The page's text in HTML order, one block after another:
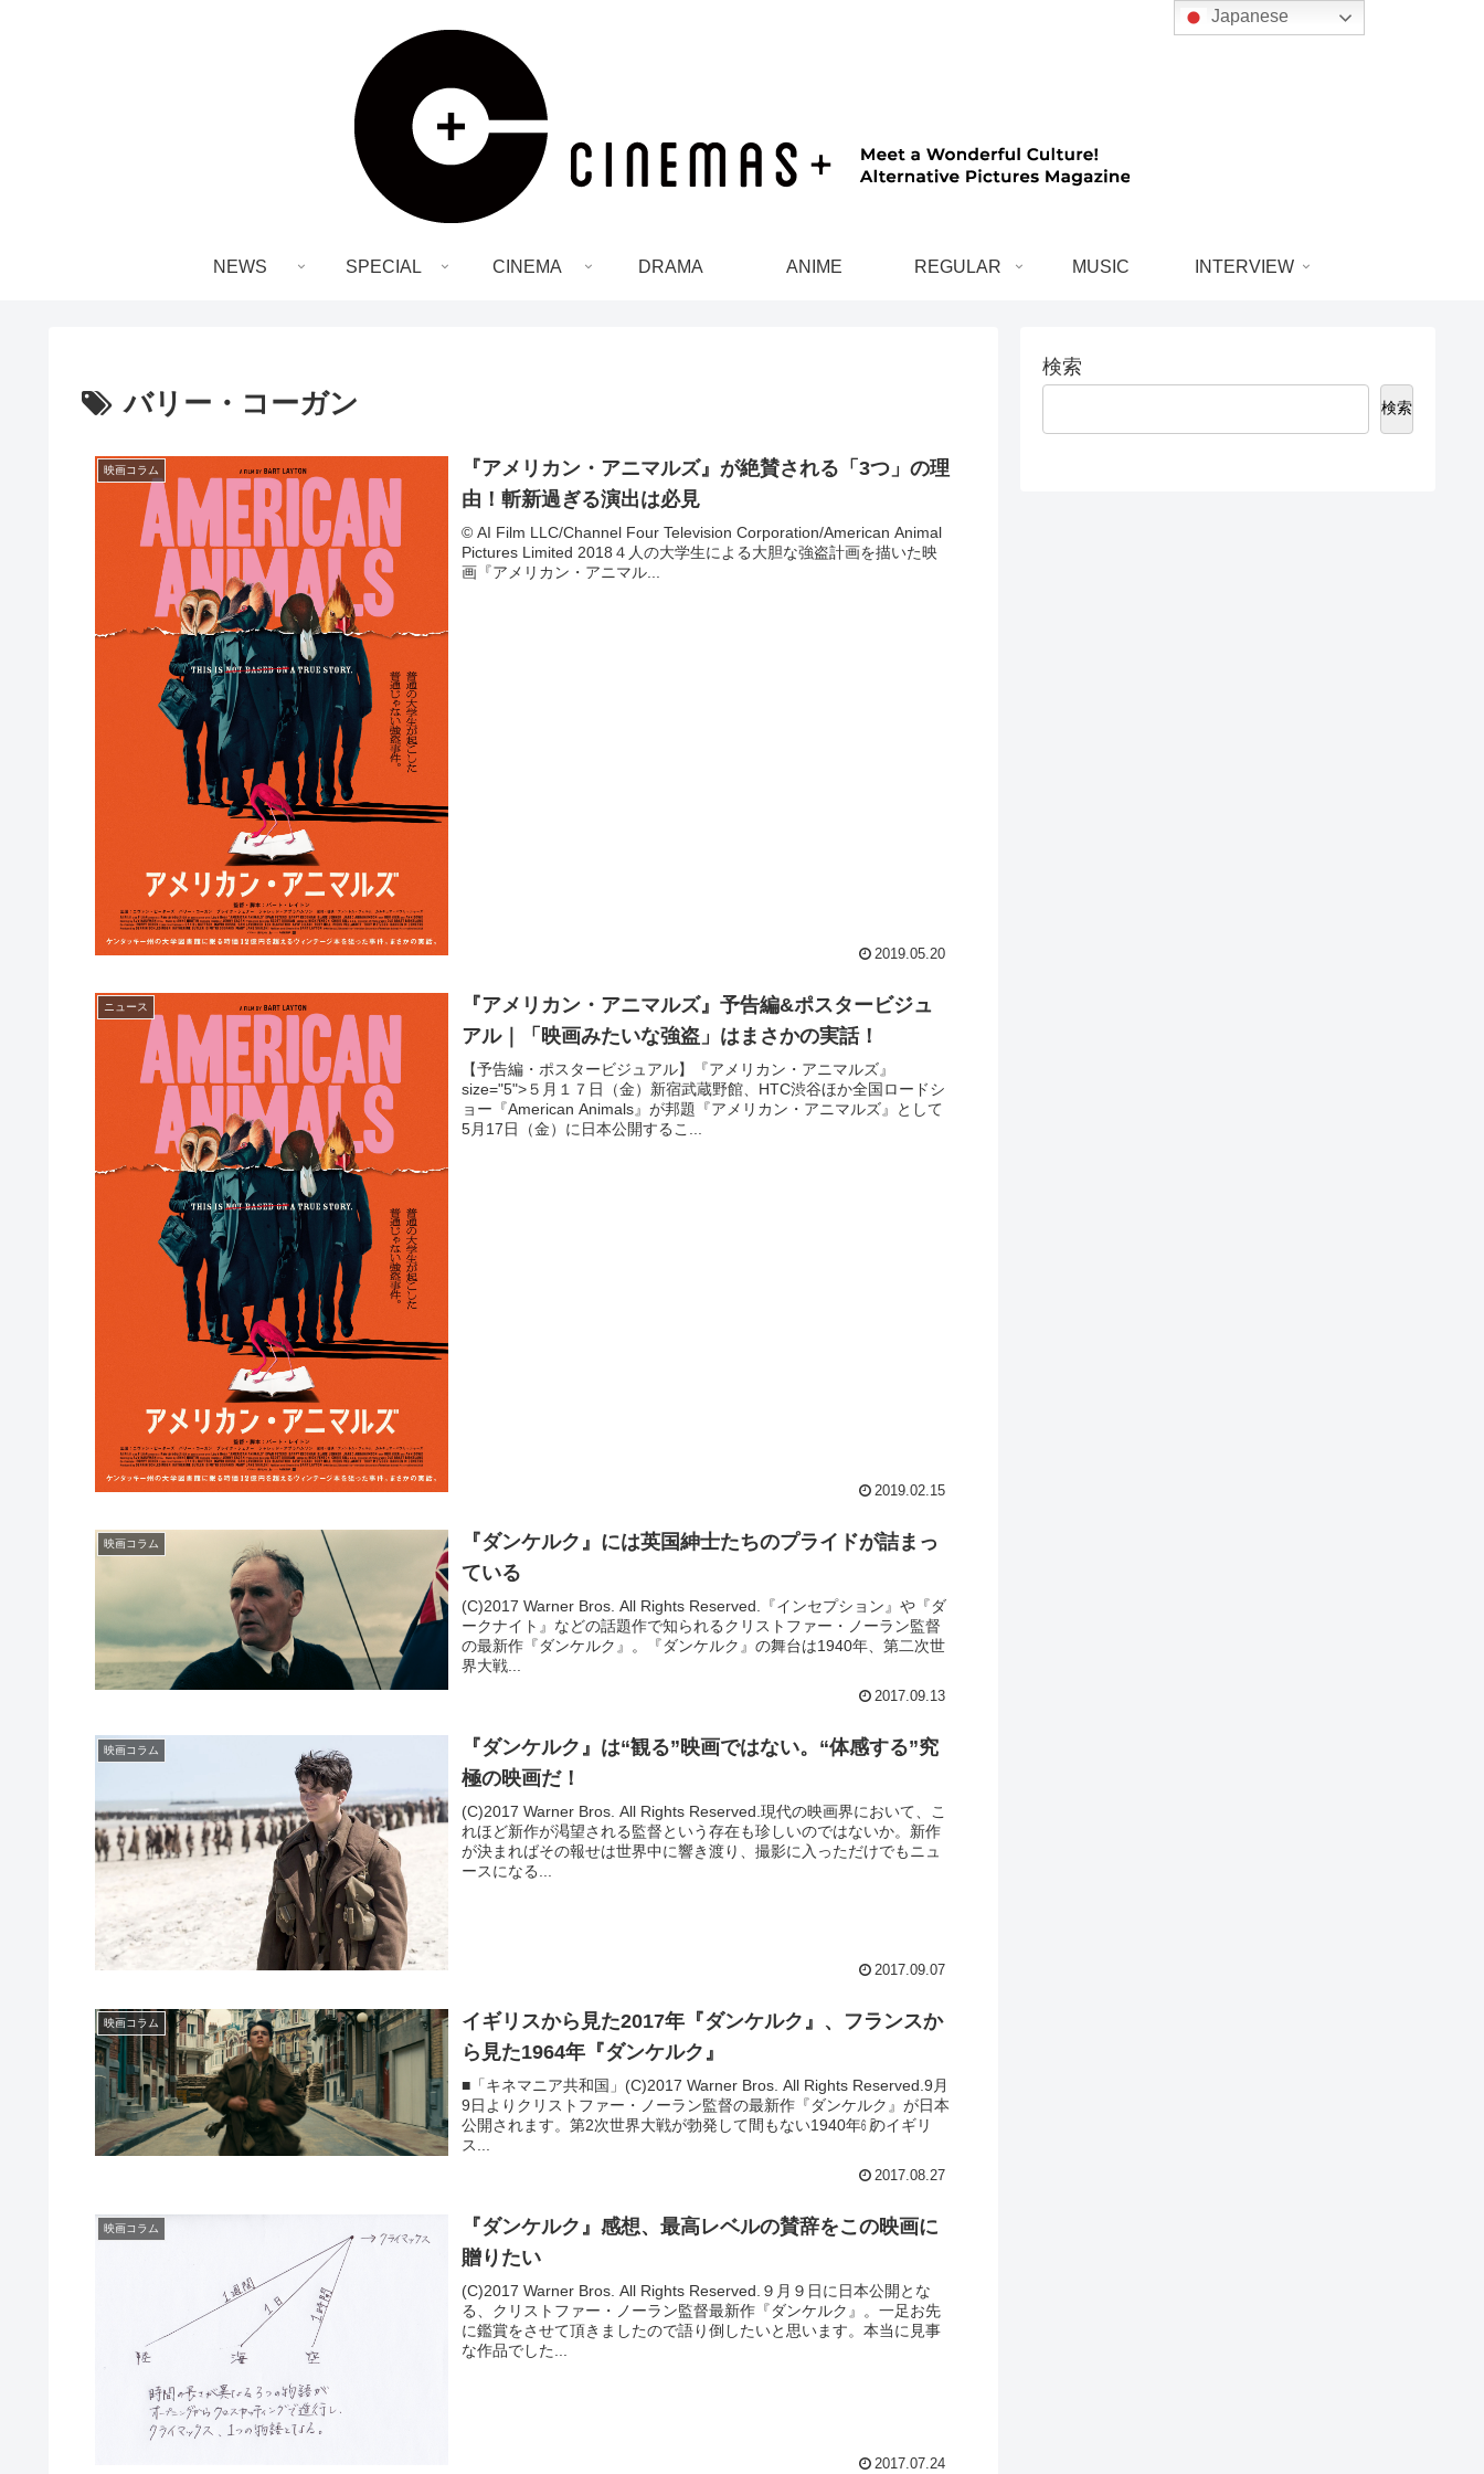
NEWS SPECIAL CINEMA DRAMA ANIME REGULAR MUSIC INTERVIEW
バリー・コーガン
映画コラム
『アメリカン・アニマルズ』が絶賛される「3つ」の理
由！斬新過ぎる演出は必見
© AI Film LLC/Channel Four Television Corporation/American Animal
Pictures Limited 2018４人の大学生による大胆な強盗計画を描いた映
画『アメリカン・アニマル...
2019.05.20
ニュース
『アメリカン・アニマルズ』予告編&ポスタービジュ
アル｜「映画みたいな強盗」はまさかの実話！
【予告編・ポスタービジュアル】『アメリカン・アニマルズ』
size="5">５月１７日（金）新宿武蔵野館、HTC渋谷ほか全国ロードシ
ョー『American Animals』が邦題『アメリカン・アニマルズ』として
5月17日（金）に日本公開するこ...
2019.02.15
映画コラム
『ダンケルク』には英国紳士たちのプライドが詰まっ
ている
(C)2017 Warner Bros. All Rights Reserved.『インセプション』や『ダ
ークナイト』などの話題作で知られるクリストファー・ノーラン監督
の最新作『ダンケルク』。『ダンケルク』の舞台は1940年、第二次世
界大戦...
2017.09.13
映画コラム
『ダンケルク』は“観る”映画ではない。“体感する”究
極の映画だ！
(C)2017 Warner Bros. All Rights Reserved.現代の映画界において、こ
れほど新作が渇望される監督という存在も珍しいのではないか。新作
が決まればその報せは世界中に響き渡り、撮影に入っただけでもニュ
ースになる...
2017.09.07
映画コラム
イギリスから見た2017年『ダンケルク』、フランスか
ら見た1964年『ダンケルク』
■「キネマニア共和国」(C)2017 Warner Bros. All Rights Reserved.9月
9日よりクリストファー・ノーラン監督の最新作『ダンケルク』が日本
公開されます。第2次世界大戦が勃発して間もない1940年㋅のイギリ
ス...
2017.08.27
映画コラム
『ダンケルク』感想、最高レベルの賛辞をこの映画に
贈りたい
(C)2017 Warner Bros. All Rights Reserved.９月９日に日本公開とな
る、クリストファー・ノーラン監督最新作『ダンケルク』。一足お先
に鑑賞をさせて頂きましたので語り倒したいと思います。本当に見事
な作品でした...
2017.07.24
検索
検索
Japanese